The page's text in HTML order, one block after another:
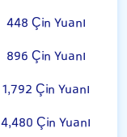
448 Çin Yuanı
896 Çin Yuanı
1,792 Çin Yuanı
4,480 Çin Yuanı